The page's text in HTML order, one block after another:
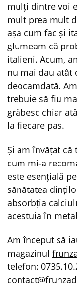
mulți dintre voi
mult prea mult
așa cum fac și
glumeam că
italieni. Acum,
nu mai dau atât
deocamdată.
trebuie să fiu
grăbesc chiar
la fiecare pas.
Și am învățat
cum mi-a
este esențială
sănătatea
absorbția
acestuia în
Am început să
magazinul
telefon: